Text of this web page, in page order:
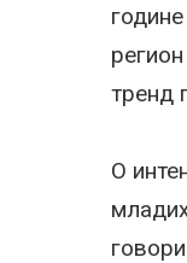
тренд
О